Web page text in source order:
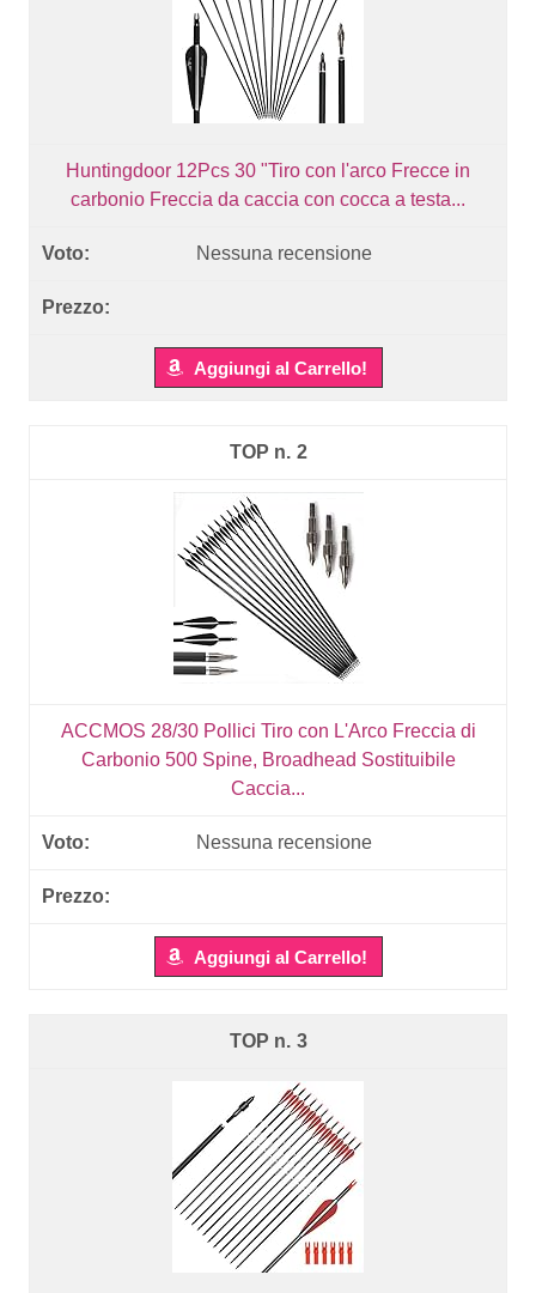
Huntingdoor 12Pcs 30 "Tiro con l'arco Frecce in
carbonio Freccia da caccia con cocca a testa...
Nessuna recensione
Aggiungi al Carrello!
2
ACCMOS 28/30 Pollici Tiro con L'Arco Freccia di
Carbonio 500 Spine, Broadhead Sostituibile
Caccia...
Nessuna recensione
Aggiungi al Carrello!
3